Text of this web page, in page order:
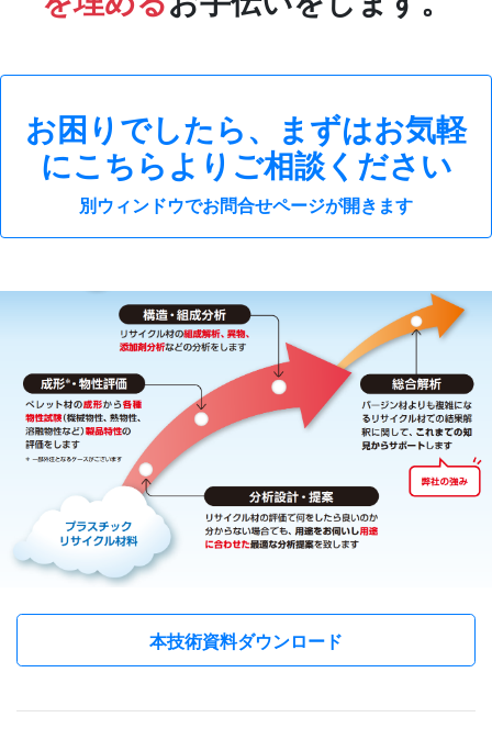
お困りでしたら、まずはお気軽
にこちらよりご相談ください
別ウィンドウでお問合せページが開きます
本技術資料ダウンロード